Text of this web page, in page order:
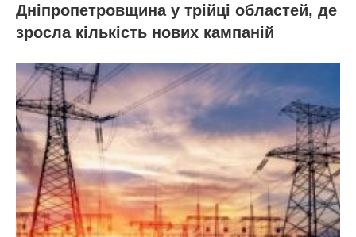
Дніпропетровщина у трійці областей, де
зросла кількість нових кампаній